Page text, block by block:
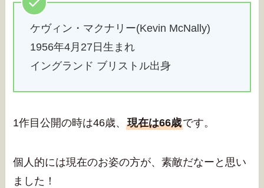
ケヴィン・マクナリー(Kevin McNally)
1956年4月27日生まれ
イングランド ブリストル出身
1作目公開の時は46歳、現在は66歳です。
個人的には現在のお姿の方が、素敵だなーと思い
ました！